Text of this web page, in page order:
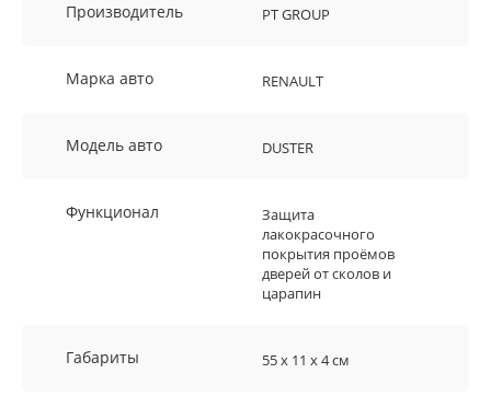
Производитель PT GROUP
Марка авто RENAULT
Модель авто DUSTER
Функционал
Защита
лакокрасочного
покрытия проёмов
дверей от сколов и
царапин
Габариты 55 х 11 х 4 см